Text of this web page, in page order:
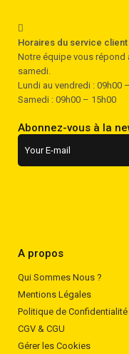
Horaires du service client
Notre équipe vous répond
samedi.
Lundi au vendredi : 09h00
Samedi : 09h00 – 15h00
Abonnez-vous à la
A propos
Qui Sommes Nous ?
Mentions Légales
Politique de Confidentialité
CGV & CGU
Gérer les Cookies